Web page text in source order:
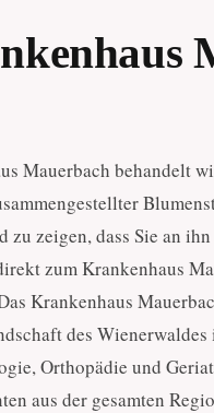
Mauerbach behandelt
zu zeigen, dass Sie an
zum Krankenhaus
Krankenhaus
des
Orthopädie und
aus der gesamten